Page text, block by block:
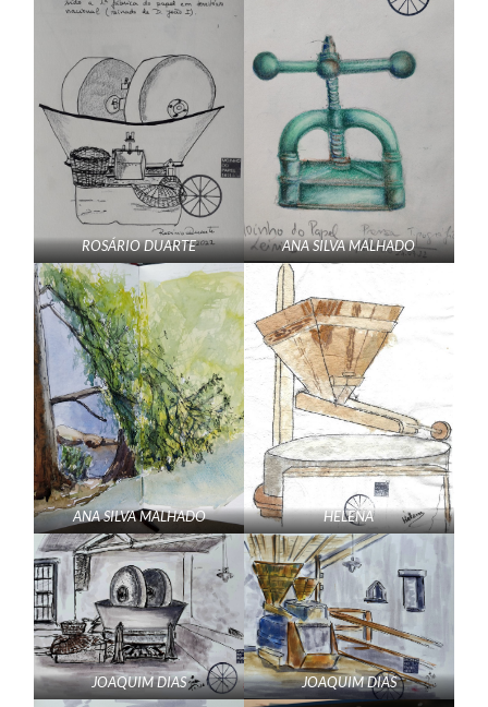
ROSÁRIO DUARTE ANA SILVA MALHADO
ANA SILVA MALHADO HELENA
JOAQUIM DIAS JOAQUIM DIAS